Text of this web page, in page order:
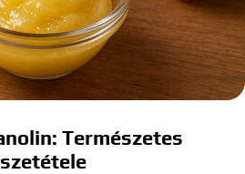
Természetes